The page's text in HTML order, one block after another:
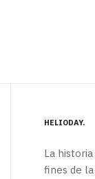
HELIODAY
La
fines de